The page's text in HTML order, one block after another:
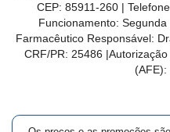
CEP: 85911-260 |
Funcionamento:
Farmacêutico Responsável:
CRF/PR: 25486
(AFE):